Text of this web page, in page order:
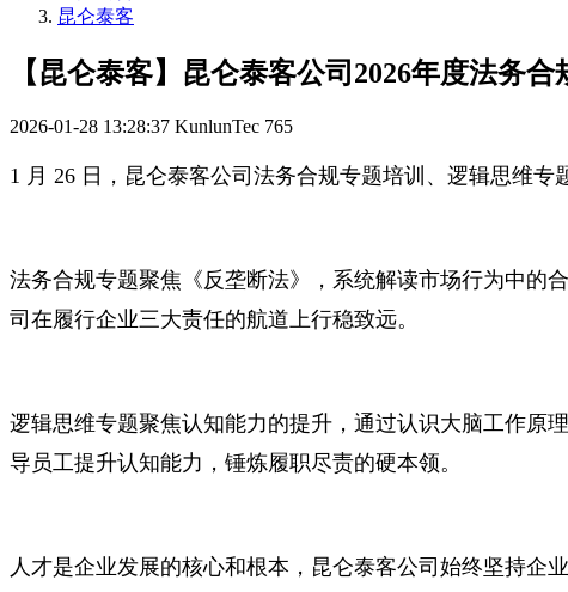
昆仑泰客
【昆仑泰客】昆仑泰客公司2026年度法务
2026-01-28 13:28:37 KunlunTec 765
1 月 26 日，昆仑泰客公司法务合规专题培训、逻辑思维
法务合规专题聚焦《反垄断法》，系统解读市场行为中的
司在履行企业三大责任的航道上行稳致远。
逻辑思维专题聚焦认知能力的提升，通过认识大脑工作原
导员工提升认知能力，锤炼履职尽责的硬本领。
人才是企业发展的核心和根本，昆仑泰客公司始终坚持企